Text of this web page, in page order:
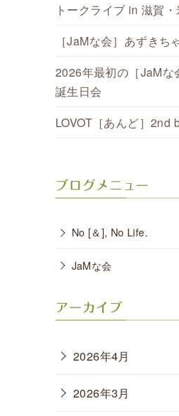
トークライブ in 滋賀
［JaMな会］あずきち
2026年最初の［JaMな
誕生日会
LOVOT［あんど］2nd
ブログメニュー
No [＆], No Life.
JaMな会
アーカイブ
2026年4月
2026年3月